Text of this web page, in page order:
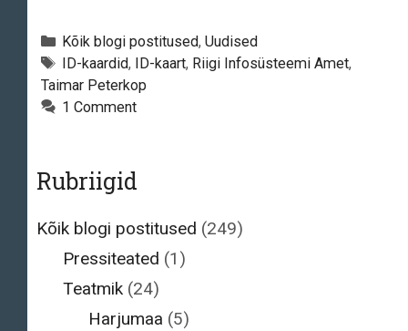
kiibis
avastati
turvarisk
Categories
Kõik blogi postitused, Uudised
Tags
ID-kaardid, ID-kaart, Riigi Infosüsteemi Amet,
Taimar Peterkop
1 Comment
Rubriigid
Kõik blogi postitused (249)
Pressiteated (1)
Teatmik(24)
Harjumaa (5)